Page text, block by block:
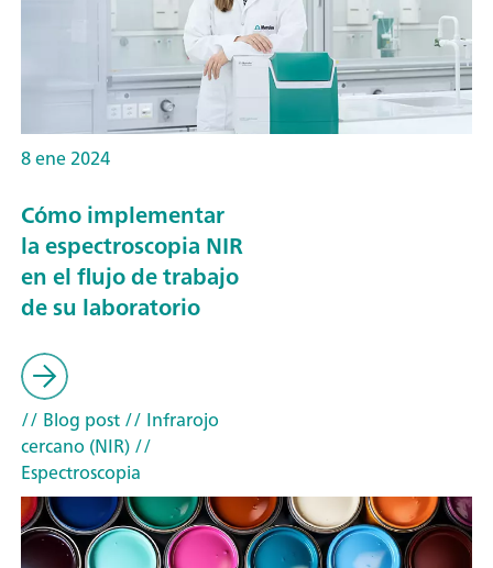
8 ene 2024
Cómo implementar
la espectroscopia NIR
en el flujo de trabajo
de su laboratorio
// Blog post// Infrarojo
cercano (NIR)//
Espectroscopia